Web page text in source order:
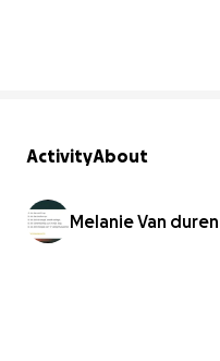
ActivityAbout
Melanie Van duren